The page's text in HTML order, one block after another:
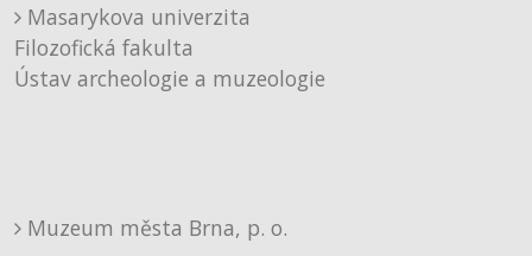
Masarykova univerzita
Filozofická fakulta
Ústav archeologie a muzeologie
Muzeum města Brna, p. o.